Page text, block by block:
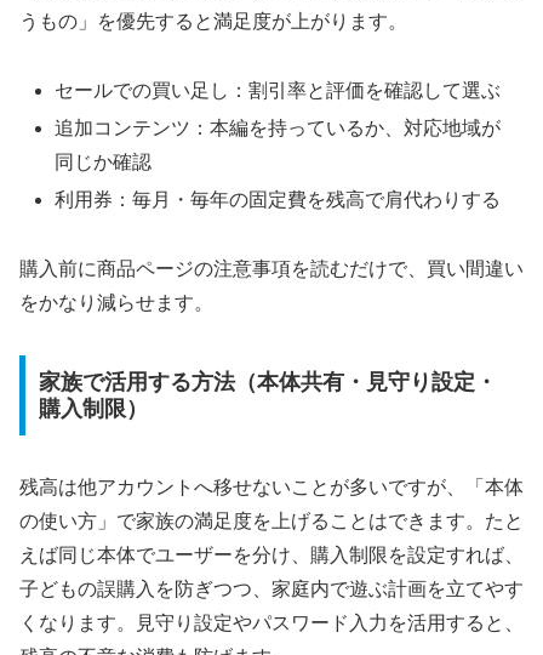
うもの」を優先すると満足度が上がります。
セールでの買い足し：割引率と評価を確認して選ぶ
追加コンテンツ：本編を持っているか、対応地域が
同じか確認
利用券：毎月・毎年の固定費を残高で肩代わりする
購入前に商品ページの注意事項を読むだけで、買い間違い
をかなり減らせます。
家族で活用する方法（本体共有・見守り設定・
購入制限）
残高は他アカウントへ移せないことが多いですが、「本体
の使い方」で家族の満足度を上げることはできます。たと
えば同じ本体でユーザーを分け、購入制限を設定すれば、
子どもの誤購入を防ぎつつ、家庭内で遊ぶ計画を立てやす
くなります。見守り設定やパスワード入力を活用すると、